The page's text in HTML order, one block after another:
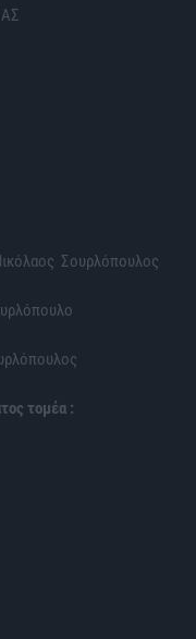
Σουρλόπουλος
τομέα :